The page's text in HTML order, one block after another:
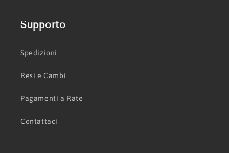
Supporto
Spedizioni
Resi e Cambi
Pagamenti a Rate
Contattaci